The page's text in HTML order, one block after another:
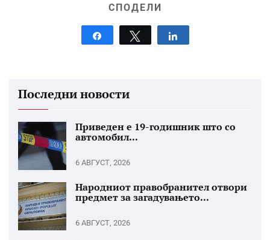
СПОДЕЛИ
Tweet
Последни новости
Приведен е 19-годишник што со
автомобил...
6 АВГУСТ, 2026
Народниот правобранител отвори
предмет за загадувањето...
6 АВГУСТ, 2026